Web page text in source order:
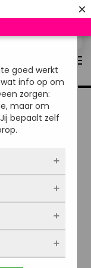
×
FLAVOUR
goed werkt
info op om
zorgen:
maar om
bepaalt zelf
website
actief en
worden
zoals
je browser
of je
onze site
Zo
gegevens.